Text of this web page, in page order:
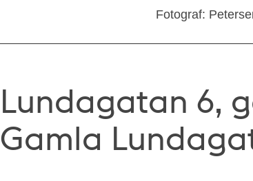
Fotograf:
Lundagatan 6,
Gamla